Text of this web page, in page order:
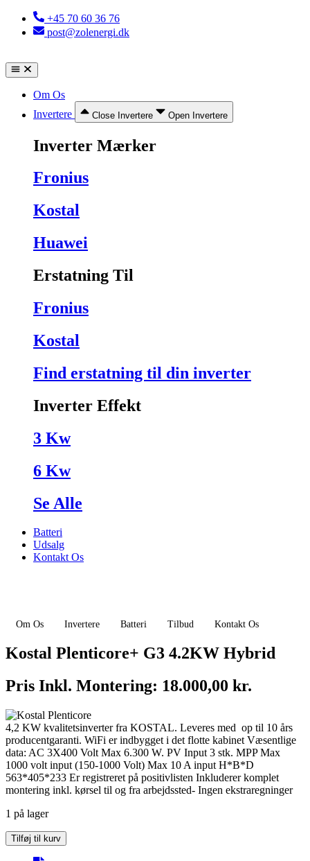
Videre
+45 70 60 36 76
post@zolenergi.dk
Om Os
Invertere
Close Invertere Open Invertere
Inverter Mærker
Fronius
Kostal
Huawei
Erstatning Til
Fronius
Kostal
Find erstatning til din inverter
Inverter Effekt
3 Kw
6 Kw
Se Alle
Batteri
Udsalg
Kontakt Os
Om Os Invertere Batteri Tilbud Kontakt Os
Kostal Plenticore+ G3 4.2KW Hybrid
Pris Inkl. Montering: 18.000,00 kr.
4,2 KW kvalitetsinverter fra KOSTAL. Leveres med op til 10 års
producentgaranti. WiFi er indbygget i det flotte kabinet Væsentlige
data: AC 3X400 Volt Max 6.300 W. PV Input 3 stk. MPP Max
1000 volt input (150-1000 Volt) Max 10 A input H*B*D
563*405*233 Er registreret på positivlisten Inkluderer komplet
montering inkl. kørsel til og fra arbejdssted- Ingen ekstraregninger
1 på lager
Kostal
Plenticore+
Tilføj til kurv